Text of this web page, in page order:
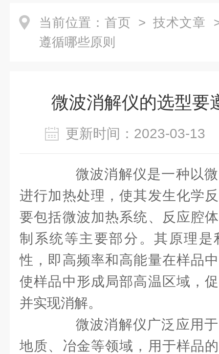
当前位置： 首页 > 技术文章
遵循哪些原则
微波消解仪的选型要
更新时间：2023-03-
微波消解仪是一种以微
进行加热处理，使其发生化学
要包括微波加热系统、反应腔
制系统等主要部分。其原理是
性，即高频率和高能量在样品
使样品中形成局部高温区域，
并实现消解。
微波消解仪广泛应用于
地质、冶金等领域，用于样品